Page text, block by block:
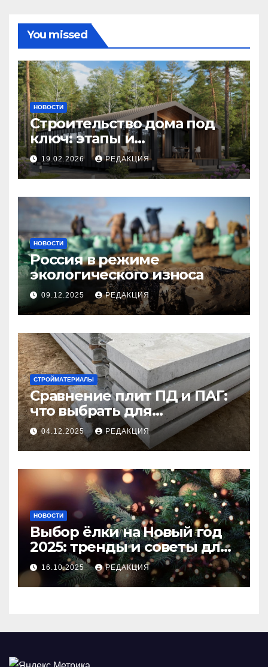
You missed
НОВОСТИ
Строительство дома под
ключ: этапы и
планирование бюджета
19.02.2026 РЕДАКЦИЯ
НОВОСТИ
Россия в режиме
экологического износа
09.12.2025 РЕДАКЦИЯ
СТРОЙМАТЕРИАЛЫ
Сравнение плит ПД и ПАГ:
что выбрать для
долговечного и прочного
покрытия
04.12.2025 РЕДАКЦИЯ
НОВОСТИ
Выбор ёлки на Новый год
2025: тренды и советы для
идеального праздника
16.10.2025 РЕДАКЦИЯ